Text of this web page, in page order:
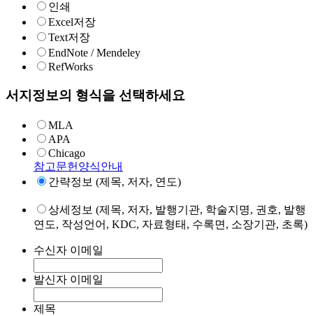
인쇄
Excel저장
Text저장
EndNote / Mendeley
RefWorks
서지정보의 형식을 선택하세요
MLA
APA
Chicago
참고문헌양식안내
간략정보 (제목, 저자, 연도)
상세정보 (제목, 저자, 발행기관, 학술지명, 권호, 발행
연도, 작성언어, KDC, 자료형태, 수록면, 소장기관, 초록)
수신자 이메일
발신자 이메일
제목